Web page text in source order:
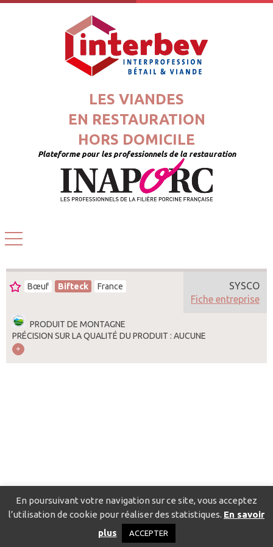
LES VIANDES
EN RESTAURATION
HORS DOMICILE
Plateforme pour les professionnels de la restauration
Bœuf Bifteck France
PRODUIT DE MONTAGNE
PRÉCISION SUR LA QUALITÉ DU PRODUIT : AUCUNE
SYSCO
Fiche entreprise
Catalogue pour localiser les fournisseurs
Politique de confidentialité
En poursuivant votre navigation sur ce site, vous acceptez
l’utilisation de cookie pour réaliser des statistiques. En savoir
plus
ACCEPTER